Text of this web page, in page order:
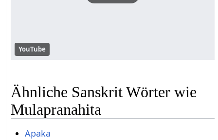
YouTube
Ähnliche Sanskrit Wörter wie
Mulapranahita
Apaka